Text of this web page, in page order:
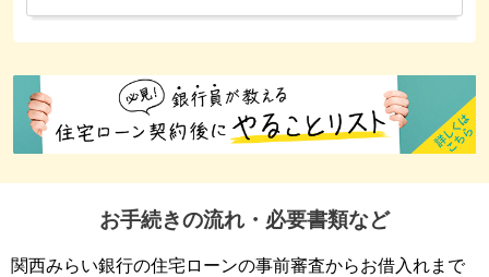
お手続きの流れ・必要書類など
関西みらい銀行の住宅ローンの事前審査からお借入れまで